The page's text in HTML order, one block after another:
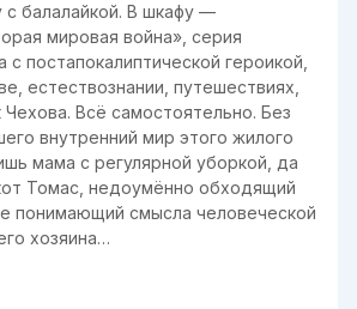
с балалайкой. В шкафу —
мировая война», серия
постапокалиптической героикой,
естествознании, путешествиях,
Всё самостоятельно. Без
внутренний мир этого жилого
мама с регулярной уборкой, да
Томас, недоумённо обходящий
понимающий смысла человеческой
хозяина…